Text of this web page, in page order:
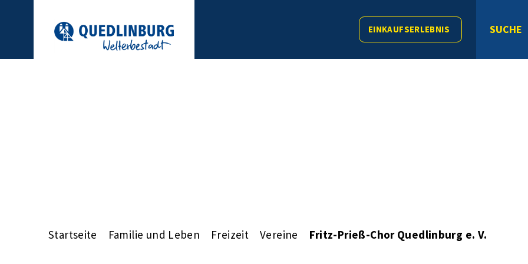
EINKAUFSERLEBNIS SUCHE
Startseite Familie und Leben Freizeit Vereine Fritz-Prieß-Chor Quedlinburg e. V.